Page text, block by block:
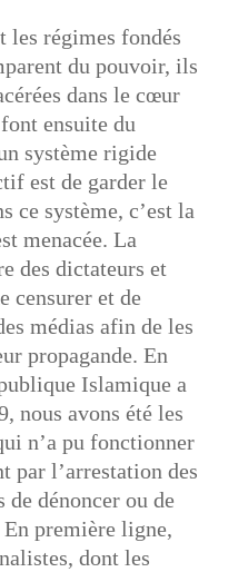
les régimes fondés
du pouvoir, ils
dans le cœur
ensuite du
système rigide
est de garder le
ce système, c’est la
menacée. La
des dictateurs et
censurer et de
médias afin de les
propagande. En
Islamique a
nous avons été les
n’a pu fonctionner
par l’arrestation des
de dénoncer ou de
En première ligne,
dont les